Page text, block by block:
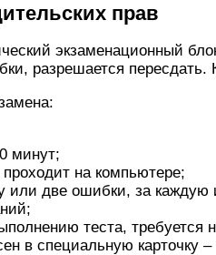
прав
экзаменационный
разрешается пересдать.
минут;
на компьютере;
или две ошибки, за каждую
теста, требуется
в специальную карточку